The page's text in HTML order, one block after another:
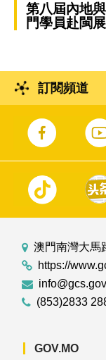
第八屆內地
門學員赴閩
訂閱頻道
澳門南灣大馬
https://
(853)2833
GOV.MO